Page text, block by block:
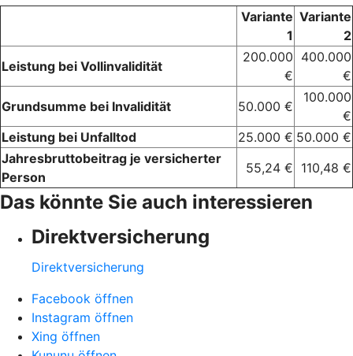
Variante
1
Variante
2
Leistung bei Vollinvalidität
200.000
€
400.000
€
Grundsumme bei Invalidität
50.000 €
100.000
€
Leistung bei Unfalltod
25.000 € 50.000 €
Jahresbruttobeitrag je versicherter
Person
55,24 € 110,48 €
Das könnte Sie auch interessieren
Direktversicherung
Direktversicherung
Facebook öffnen
Instagram öffnen
Xing öffnen